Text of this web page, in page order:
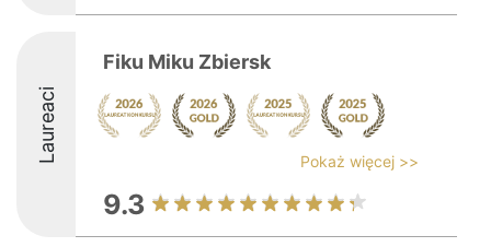
Laureaci
Fiku Miku Zbiersk
Pokaż więcej >>
9.3